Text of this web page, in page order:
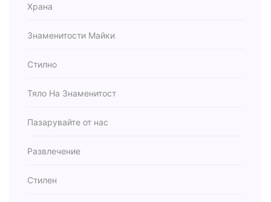
Храна
Знаменитости Майки
Стилно
Тяло На Знаменитост
Пазарувайте от нас
Развлечение
Стилен